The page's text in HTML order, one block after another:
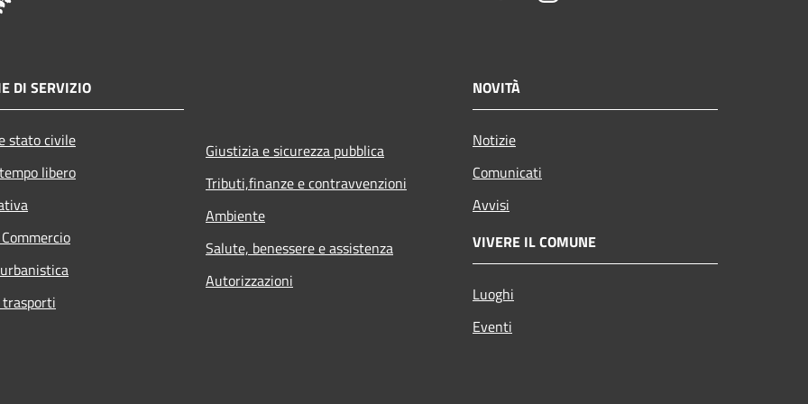
DI SERVIZIO
stato civile
libero
Giustizia e sicurezza pubblica
Tributi,finanze e contravvenzioni
Ambiente
Salute, benessere e assistenza
Autorizzazioni
NOVITÀ
Notizie
Comunicati
Avvisi
VIVERE IL COMUNE
Luoghi
Eventi